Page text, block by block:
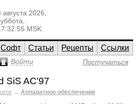
августа 2026,
MSK
Софт Статьи Рецепты
Ссылки
Войти Постучаться
SiS AC'97
→ Аппаратное обеспечение